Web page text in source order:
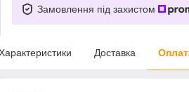
Замовлення під захистом
Доставка